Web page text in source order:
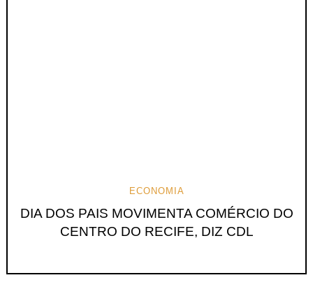
ECONOMIA
DIA DOS PAIS MOVIMENTA COMÉRCIO DO
CENTRO DO RECIFE, DIZ CDL